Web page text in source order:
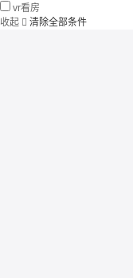
vr看房
收起  清除全部条件